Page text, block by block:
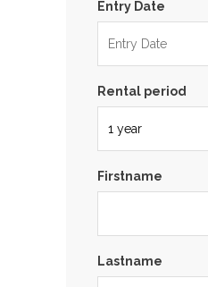
Entry Date
Rental period
Firstname
Lastname